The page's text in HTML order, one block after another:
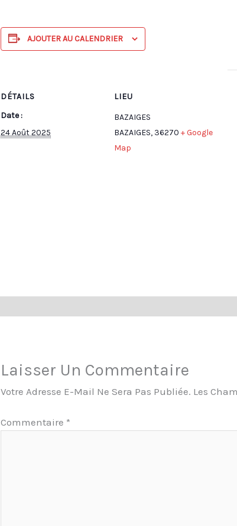
AJOUTER AU CALENDRIER
DÉTAILS
Date :
24 Août 2025
LIEU
BAZAIGES
BAZAIGES, 36270 + Google
Map
Laisser Un Commentaire
Votre Adresse E-Mail Ne Sera Pas Publiée. Les
Commentaire *